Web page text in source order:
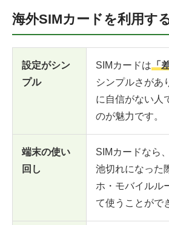
海外SIMカードを利用す
設定がシン
プル
SIMカードは「
シンプルさがあ
に自信がない人
のが魅力です。
端末の使い
回し
SIMカードなら
池切れになった
ホ・モバイルル
て使うことがで